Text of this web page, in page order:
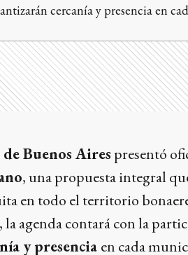
cercanía y presencia en
Buenos Aires presentó
, una propuesta integral
en todo el territorio
, la agenda contará con la
y presencia en cada